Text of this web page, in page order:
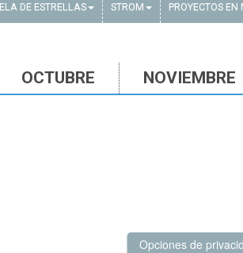
DE ESTRELLAS STROM PROYECTOS
OCTUBRE NOVIEMBRE
Opciones de